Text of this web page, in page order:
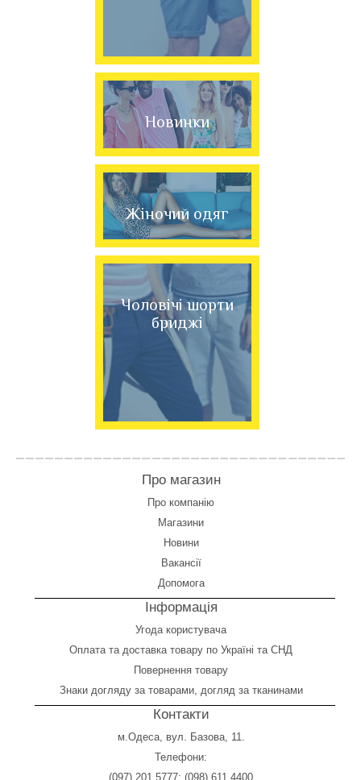
Новинки
Жіночий одяг
Чоловічі шорти
бриджі
Про магазин
Про компанію
Магазини
Новини
Вакансії
Допомога
Інформація
Угода користувача
Оплататадоставка товару по Україні та СНД
Повернення товару
Знаки догляду за товарами, догляд за тканинами
Контакти
м.Одеса, вул. Базова, 11.
Телефони:
(097) 201 5777;(098) 611 4400